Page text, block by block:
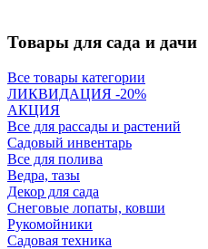
Товары для сада и дачи
Все товары категории
ЛИКВИДАЦИЯ -20%
АКЦИЯ
Все для рассады и растений
Садовый инвентарь
Все для полива
Ведра, тазы
Декор для сада
Снеговые лопаты, ковши
Рукомойники
Садовая техника